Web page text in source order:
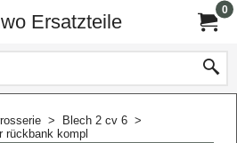
Ersatzteile
0
> Blech 2 cv 6 >
rückbank kompl